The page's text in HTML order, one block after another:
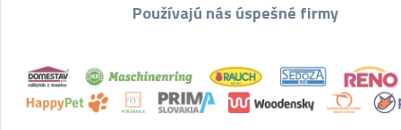
Používajú nás úspešné firmy